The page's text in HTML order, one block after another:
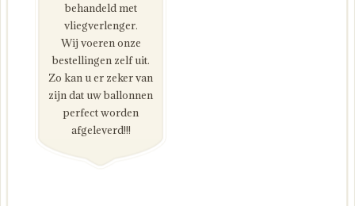
behandeld met
vliegverlenger.
Wij voeren onze
bestellingen zelf uit.
Zo kan u er zeker van
zijn dat uw ballonnen
perfect worden
afgeleverd!!!